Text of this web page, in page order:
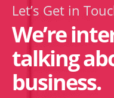
Let’s Get in
We’re
talking
business.